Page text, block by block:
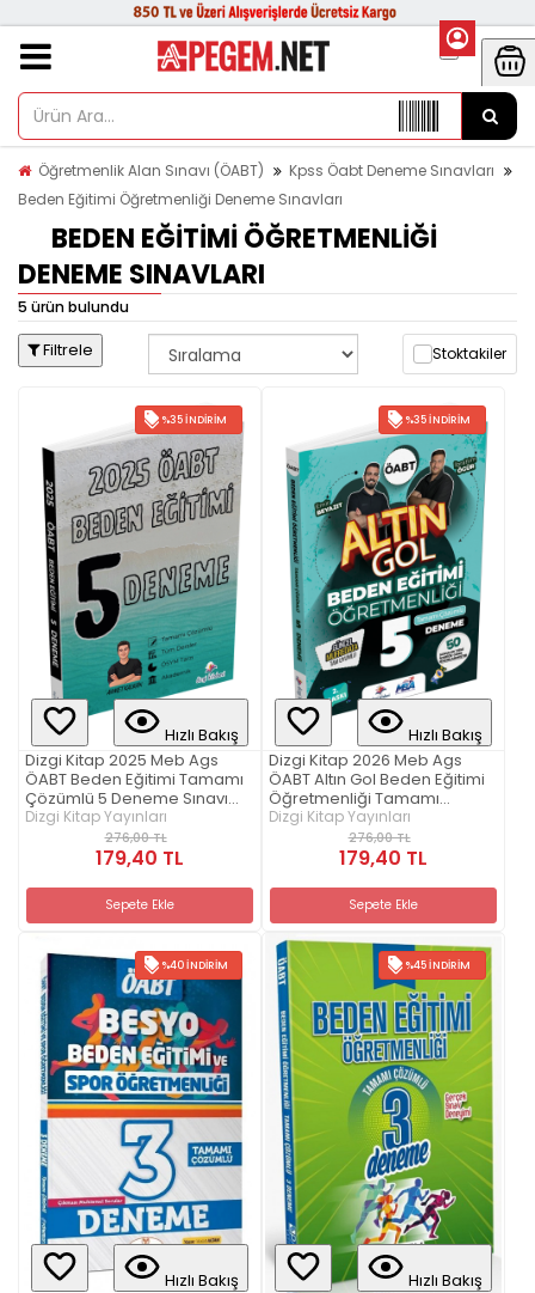
Öğretmenlik Alan Sınavı (ÖABT)
Kpss Öabt Deneme Sınavları
Beden Eğitimi Öğretmenliği Deneme Sınavları
BEDEN EĞITIMI ÖĞRETMENLIĞI
DENEME SINAVLARI
5 ürün bulundu
Filtrele Stoktakiler
%35 İNDIRIM
Hızlı Bakış
Dizgi Kitap 2025 Meb Ags
ÖABT Beden Eğitimi Tamamı
Çözümlü 5 Deneme Sınavı
Ahmet Kalkan
Dizgi Kitap Yayınları
276,00 TL
179,40 TL
Sepete Ekle
%35 İNDIRIM
Hızlı Bakış
Dizgi Kitap 2026 Meb Ags
ÖABT Altın Gol Beden Eğitimi
Öğretmenliği Tamamı
Çözümlü 5 Deneme 2. Baskı
Dizgi Kitap Yayınları
276,00 TL
179,40 TL
Sepete Ekle
%40 İNDIRIM
Hızlı Bakış
%45 İNDIRIM
Hızlı Bakış